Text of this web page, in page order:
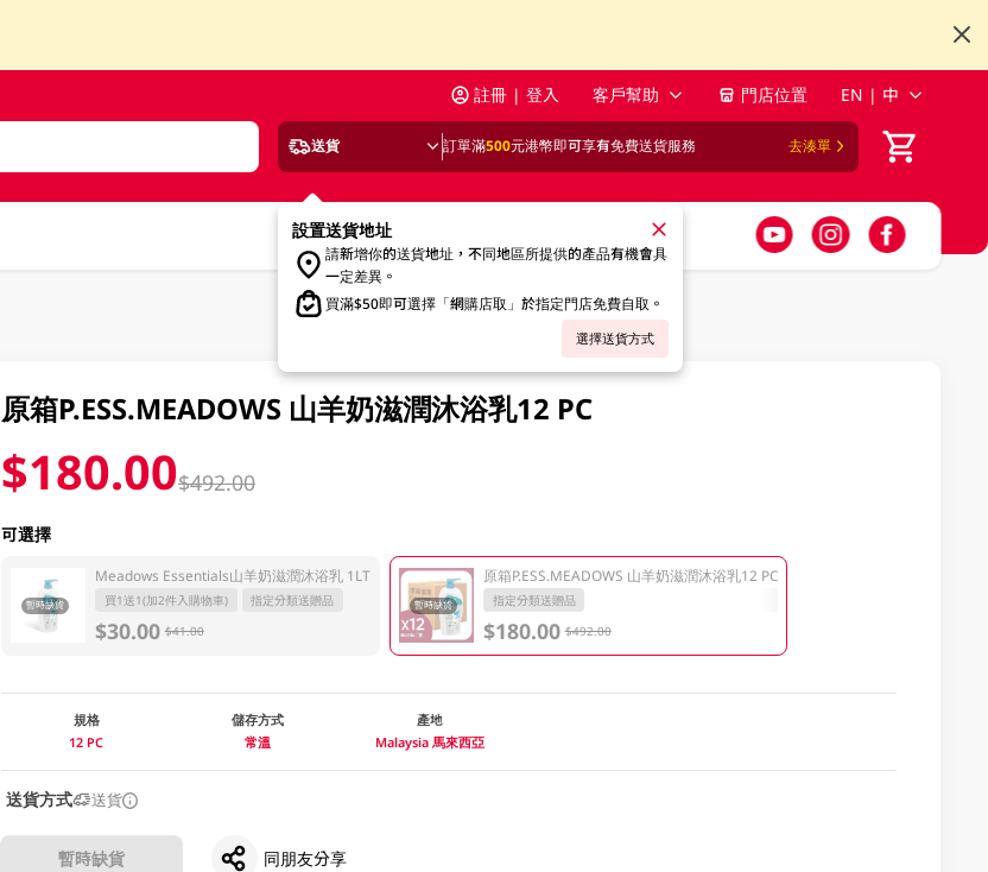
註冊 | 登入 客戶幫助 門店位置 EN | 中
送貨 訂單滿500元港幣即可享有免費送貨服務 去湊單
設置送貨地址
請新增你的送貨地址，不同地區所提供的產品有機會具
一定差異。
買滿$50即可選擇「網購店取」於指定門店免費自取。
選擇送貨方式
原箱P.ESS.MEADOWS 山羊奶滋潤沐浴乳12 PC
$180.00$492.00
可選擇
暫時缺貨
Meadows Essentials山羊奶滋潤沐浴乳 1LT
買1送1(加2件入購物車) 指定分類送贈品
$30.00 $41.00
暫時缺貨
原箱P.ESS.MEADOWS 山羊奶滋潤沐浴乳12 PC
指定分類送贈品
$180.00 $492.00
規格
12 PC
儲存方式
常溫
產地
Malaysia 馬來西亞
送貨方式 送貨
暫時缺貨 同朋友分享